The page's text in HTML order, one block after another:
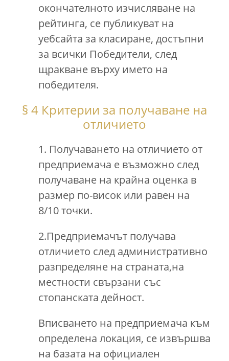
окончателното изчисляване на
рейтинга, се публикуват на
уебсайта за класиране, достъпни
за всички Победители, след
щракване върху името на
победителя.
§ 4 Критерии за получаване на
отличието
1. Получаването на отличието от
предприемача е възможно след
получаване на крайна оценка в
размер по-висок или равен на
8/10 точки.
2.Предприемачът получава
отличието след административно
разпределяне на страната,на
местности свързани със
стопанската дейност.
Вписването на предприемача към
определена локация, се извършва
на базата на официален